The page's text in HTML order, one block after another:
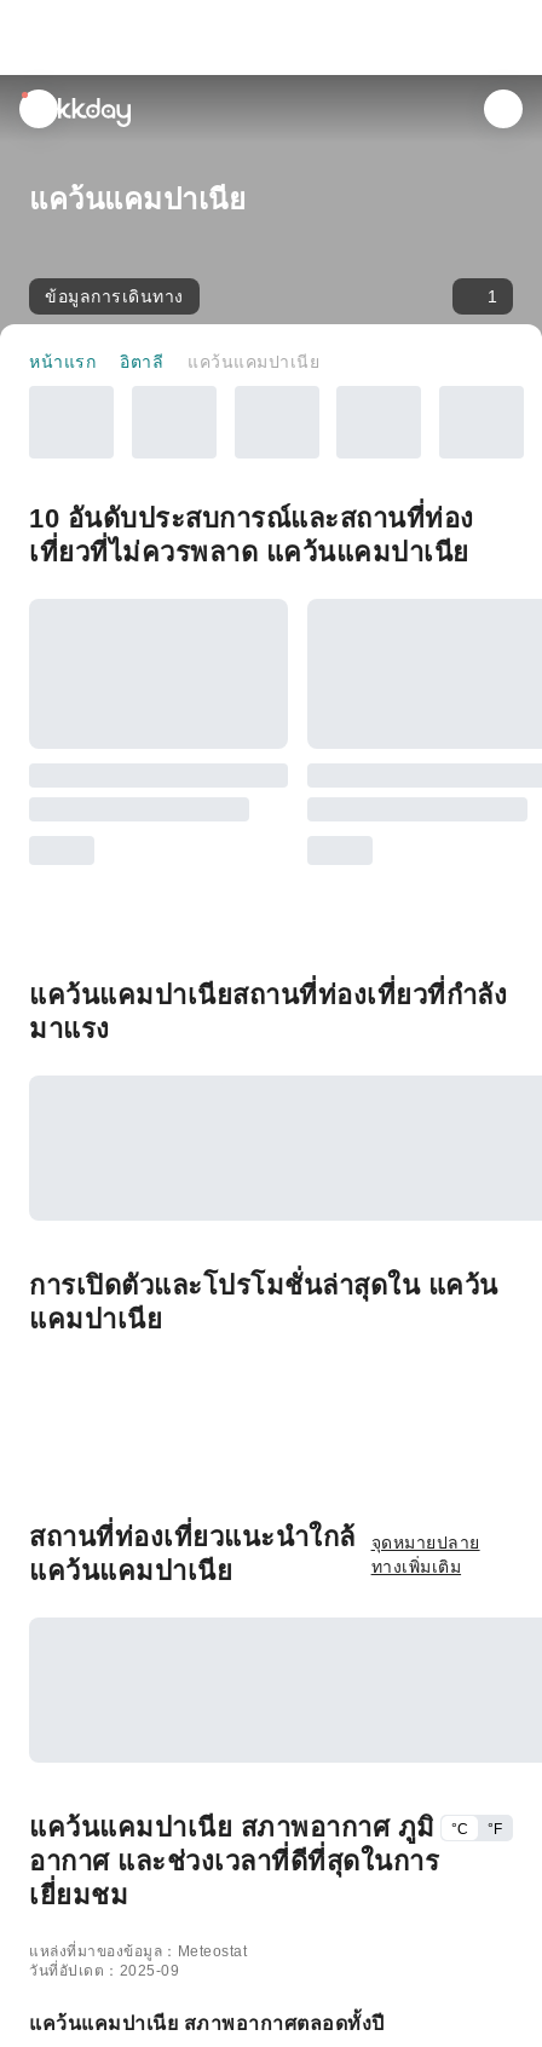
unread
notifications
แคว้นแคมปาเนีย
ข้อมูลการเดินทาง 1
หน้าแรก อิตาลี แคว้นแคมปาเนีย
10 อันดับประสบการณ์และสถานที่ท่อง
เที่ยวที่ไม่ควรพลาด แคว้นแคมปาเนีย
แคว้นแคมปาเนียสถานที่ท่องเที่ยวที่กำลัง
มาแรง
การเปิดตัวและโปรโมชั่นล่าสุดใน แคว้น
แคมปาเนีย
สถานที่ท่องเที่ยวแนะนำใกล้
แคว้นแคมปาเนีย
จุดหมายปลาย
ทางเพิ่มเติม
แคว้นแคมปาเนีย สภาพอากาศ ภูมิ
อากาศ และช่วงเวลาที่ดีที่สุดในการ
เยี่ยมชม
°C °F
แหล่งที่มาของข้อมูล：Meteostat
วันที่อัปเดต：2025-09
แคว้นแคมปาเนีย สภาพอากาศตลอดทั้งปี